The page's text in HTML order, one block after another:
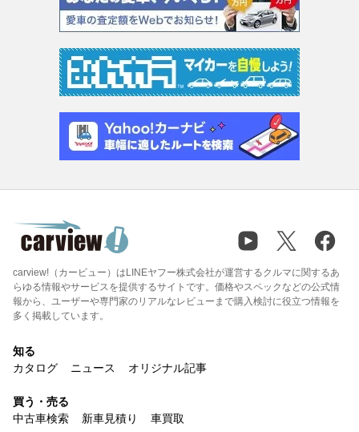
carview!（カービュー）はLINEヤフー株式会社が運営するクルマに関するあ
らゆる情報やサービスを提供するサイトです。価格やスペックなどの公式情
報から、ユーザーや専門家のリアルなレビューまで購入検討に役立つ情報を
多く掲載しています。
知る
カタログ
ニュース オリジナル記事
買う・売る
中古車検索
新車見積り 車買取